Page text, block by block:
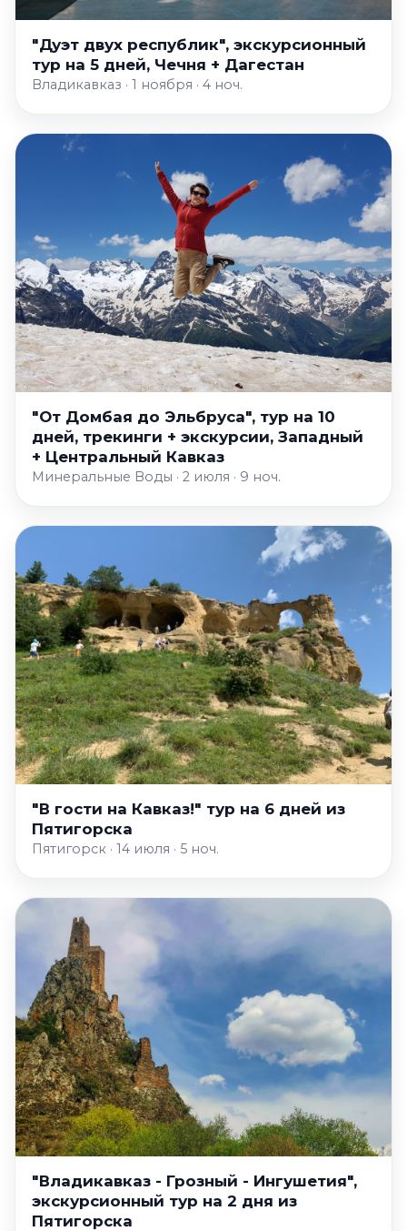
"Дуэт двух республик", экскурсионный
тур на 5 дней, Чечня + Дагестан
Владикавказ · 1 ноября · 4 ноч.
"От Домбая до Эльбруса", тур на 10
дней, трекинги + экскурсии, Западный
+ Центральный Кавказ
Минеральные Воды · 2 июля · 9 ноч.
"В гости на Кавказ!" тур на 6 дней из
Пятигорска
Пятигорск · 14 июля · 5 ноч.
"Владикавказ - Грозный - Ингушетия",
экскурсионный тур на 2 дня из
Пятигорска